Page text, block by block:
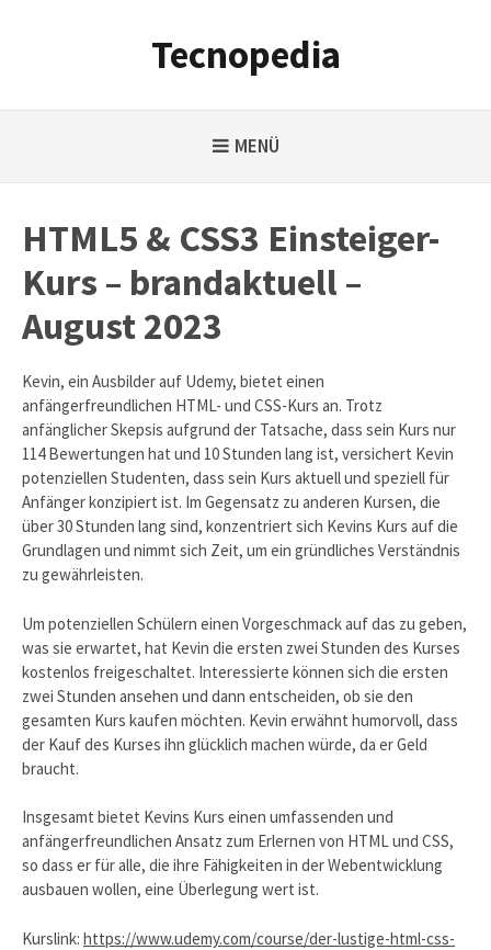
Tecnopedia
MENÜ
HTML5 & CSS3 Einsteiger-
Kurs – brandaktuell –
August 2023
Kevin, ein Ausbilder auf Udemy, bietet einen
anfängerfreundlichen HTML- und CSS-Kurs an. Trotz
anfänglicher Skepsis aufgrund der Tatsache, dass sein Kurs nur
114 Bewertungen hat und 10 Stunden lang ist, versichert Kevin
potenziellen Studenten, dass sein Kurs aktuell und speziell für
Anfänger konzipiert ist. Im Gegensatz zu anderen Kursen, die
über 30 Stunden lang sind, konzentriert sich Kevins Kurs auf die
Grundlagen und nimmt sich Zeit, um ein gründliches Verständnis
zu gewährleisten.
Um potenziellen Schülern einen Vorgeschmack auf das zu geben,
was sie erwartet, hat Kevin die ersten zwei Stunden des Kurses
kostenlos freigeschaltet. Interessierte können sich die ersten
zwei Stunden ansehen und dann entscheiden, ob sie den
gesamten Kurs kaufen möchten. Kevin erwähnt humorvoll, dass
der Kauf des Kurses ihn glücklich machen würde, da er Geld
braucht.
Insgesamt bietet Kevins Kurs einen umfassenden und
anfängerfreundlichen Ansatz zum Erlernen von HTML und CSS,
so dass er für alle, die ihre Fähigkeiten in der Webentwicklung
ausbauen wollen, eine Überlegung wert ist.
Kurslink: https://www.udemy.com/course/der-lustige-html-css-